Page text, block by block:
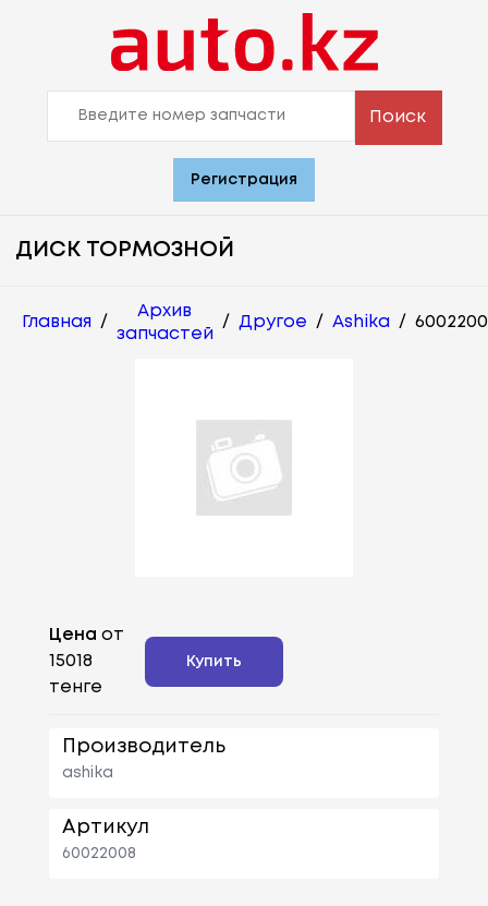
Поиск
Регистрация
ДИСК ТОРМОЗНОЙ
Главная /
Архив
запчастей
/ Другое / Ashika /
Цена от
15018
тенге
Купить
Производитель
ashika
Артикул
60022008